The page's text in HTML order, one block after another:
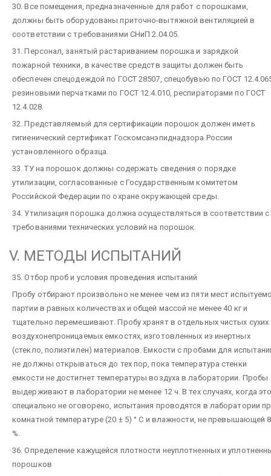
30. Все помещения, предназначенные для работ с порошками,
должны быть оборудованы приточно-вытяжной вентиляцией в
соответствии с требованиями СНиП 2.04.05.
31. Персонал, занятый растариванием порошка и зарядкой
пожарной техники, в качестве средств защиты должен быть
обеспечен спецодеждой по ГОСТ 28507, спецобувью по ГОСТ
резиновыми перчатками по ГОСТ 12.4.010, респираторами по ГОСТ
12.4.028.
32. Представляемый для сертификации порошок должен иметь
гигиенический сертификат Госкомсанэпиднадзора России
установленного образца.
33. ТУ на порошок должны содержать сведения о порядке
утилизации, согласованные с Государственным комитетом
Российской Федерации по охране окружающей среды.
34. Утилизация порошка должна осуществляться в соответствии с
требованиями технических условий на порошок.
V. МЕТОДЫ ИСПЫТАНИЙ
35. Отбор проб и условия проведения испытаний
Пробу отбирают произвольно не менее чем из пяти мест
партии в равных количествах и общей массой не менее 40 кг и
тщательно перемешивают. Пробу хранят в отдельных чистых сухих
воздухонепроницаемых емкостях, изготовленных из инертных
(стекло, полиэтилен) материалов. Емкости с пробами для
не должны открываться до тех пор, пока температура стенки
емкости не достигнет температуры воздуха в лаборатории. Пробы
выдерживают в лаборатории не менее 12 ч. В тех случаях, когда
специально не оговорено, испытания проводятся в лаборатории
комнатной температуре (20 ± 5) ° С и влажности, не превышающей
%.
36. Определение кажущейся плотности неуплотненных и
порошков